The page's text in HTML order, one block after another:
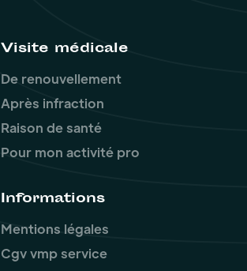
Visite médicale
De renouvellement
Après infraction
Raison de santé
Pour mon activité pro
Informations
Mentions légales
Cgv vmp service